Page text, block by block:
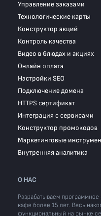
Управление заказами
Технологические карты
Конструктор акций
Контроль качества
Видео в блюдах и акциях
Онлайн оплата
Настройки SEO
Подключение домена
HTTPS сертификат
Интеграция с сервисами
Конструктор промокодов
Маркетинговые
Внутренняя аналитика
О НАС
Разрабатываем
кафе более 15 лет. Весь
функциональный на рынке